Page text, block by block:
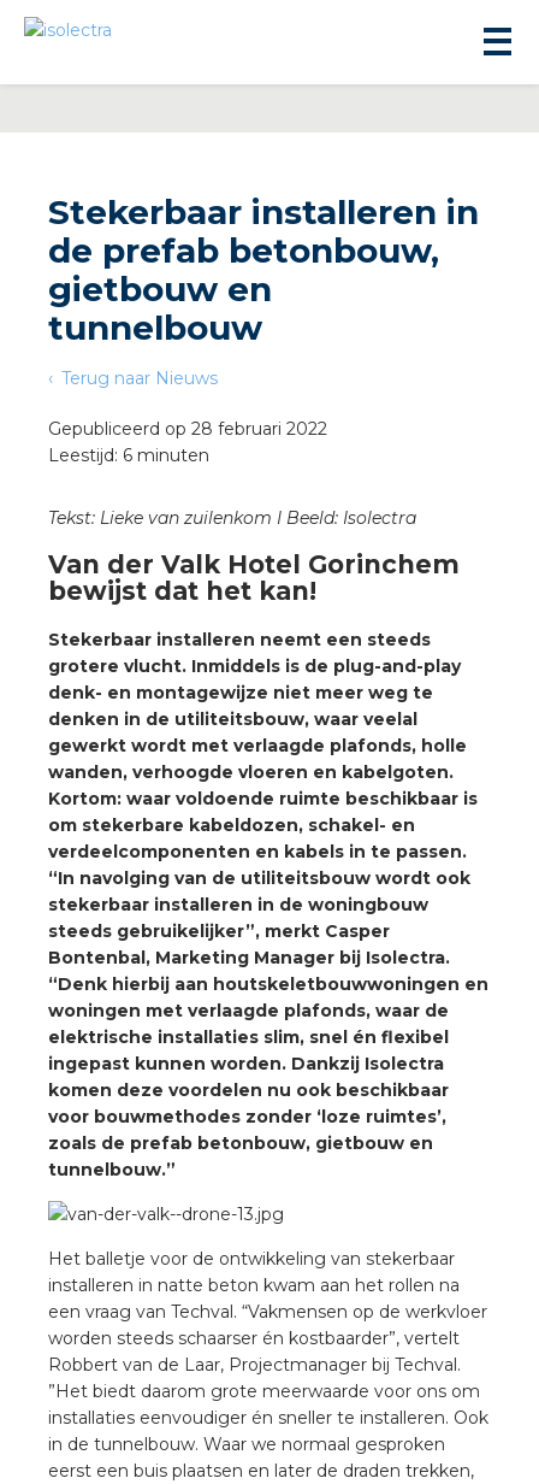
Stekerbaar installeren in
de prefab betonbouw,
gietbouw en
tunnelbouw
Terug naar Nieuws
Gepubliceerd op 28 februari 2022
Leestijd: 6 minuten
Tekst: Lieke van zuilenkom I Beeld: Isolectra
Van der Valk Hotel Gorinchem
bewijst dat het kan!
Stekerbaar installeren neemt een steeds
grotere vlucht. Inmiddels is de plug-and-play
denk- en montagewijze niet meer weg te
denken in de utiliteitsbouw, waar veelal
gewerkt wordt met verlaagde plafonds, holle
wanden, verhoogde vloeren en kabelgoten.
Kortom: waar voldoende ruimte beschikbaar is
om stekerbare kabeldozen, schakel- en
verdeelcomponenten en kabels in te passen.
“In navolging van de utiliteitsbouw wordt ook
stekerbaar installeren in de woningbouw
steeds gebruikelijker”, merkt Casper
Bontenbal, Marketing Manager bij Isolectra.
“Denk hierbij aan houtskeletbouwwoningen en
woningen met verlaagde plafonds, waar de
elektrische installaties slim, snel én flexibel
ingepast kunnen worden. Dankzij Isolectra
komen deze voordelen nu ook beschikbaar
voor bouwmethodes zonder ‘loze ruimtes’,
zoals de prefab betonbouw, gietbouw en
tunnelbouw.”
Het balletje voor de ontwikkeling van stekerbaar
installeren in natte beton kwam aan het rollen na
een vraag van Techval. “Vakmensen op de werkvloer
worden steeds schaarser én kostbaarder”, vertelt
Robbert van de Laar, Projectmanager bij Techval.
”Het biedt daarom grote meerwaarde voor ons om
installaties eenvoudiger én sneller te installeren. Ook
in de tunnelbouw. Waar we normaal gesproken
eerst een buis plaatsen en later de draden trekken,
installeren
installeren
installeren in beton
installeren in de tuinbouw
stekerbare vlakkabel
GST®
RST®
Academy